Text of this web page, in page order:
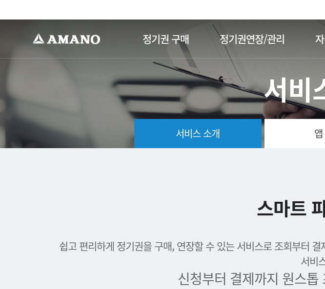
정기권 구매 정기권연장/관리
서비
서비스 소개
스마트
쉽고 편리하게 정기권을 구매, 연장할 수 있는 서비스로 조회부터
서비
신청부터 결제까지 원스